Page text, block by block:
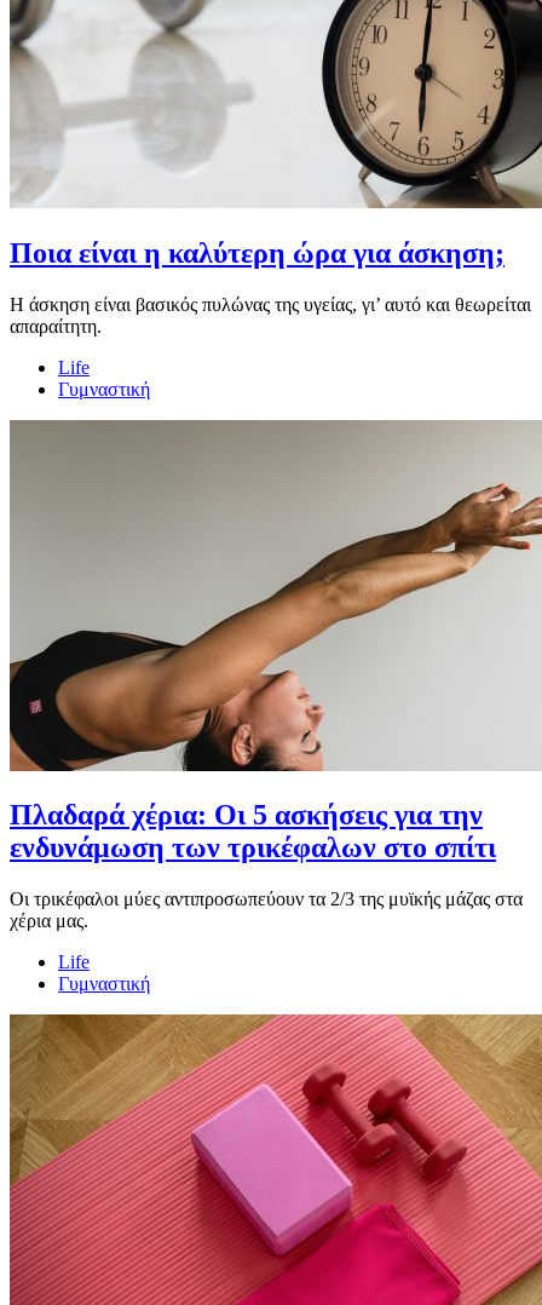
Ποια είναι η καλύτερη ώρα για άσκηση;
Η άσκηση είναι βασικός πυλώνας της υγείας, γι’ αυτό και θεωρείται
απαραίτητη.
Life
Γυμναστική
Πλαδαρά χέρια: Οι 5 ασκήσεις για την
ενδυνάμωση των τρικέφαλων στο σπίτι
Οι τρικέφαλοι μύες αντιπροσωπεύουν τα 2/3 της μυϊκής μάζας στα
χέρια μας.
Life
Γυμναστική